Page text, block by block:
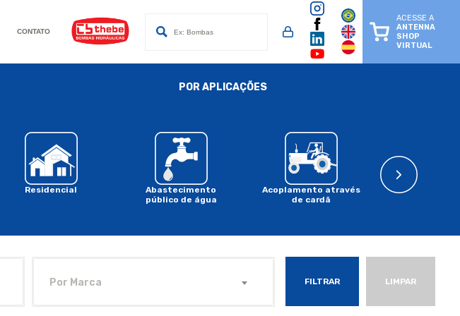
CONTATO
ACESSE A
ANTENNA
SHOP
VIRTUAL
POR APLICAÇÕES
Residencial
Abastecimento
público de água
Acoplamento através
de cardã
Por Marca FILTRAR LIMPAR